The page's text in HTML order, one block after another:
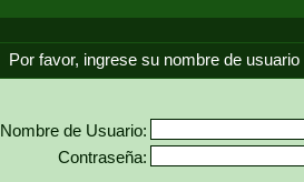
Por favor, ingrese su nombre de
Nombre de Usuario:
Contraseña: